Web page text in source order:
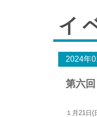
イ
2024年
第六
１月21日(